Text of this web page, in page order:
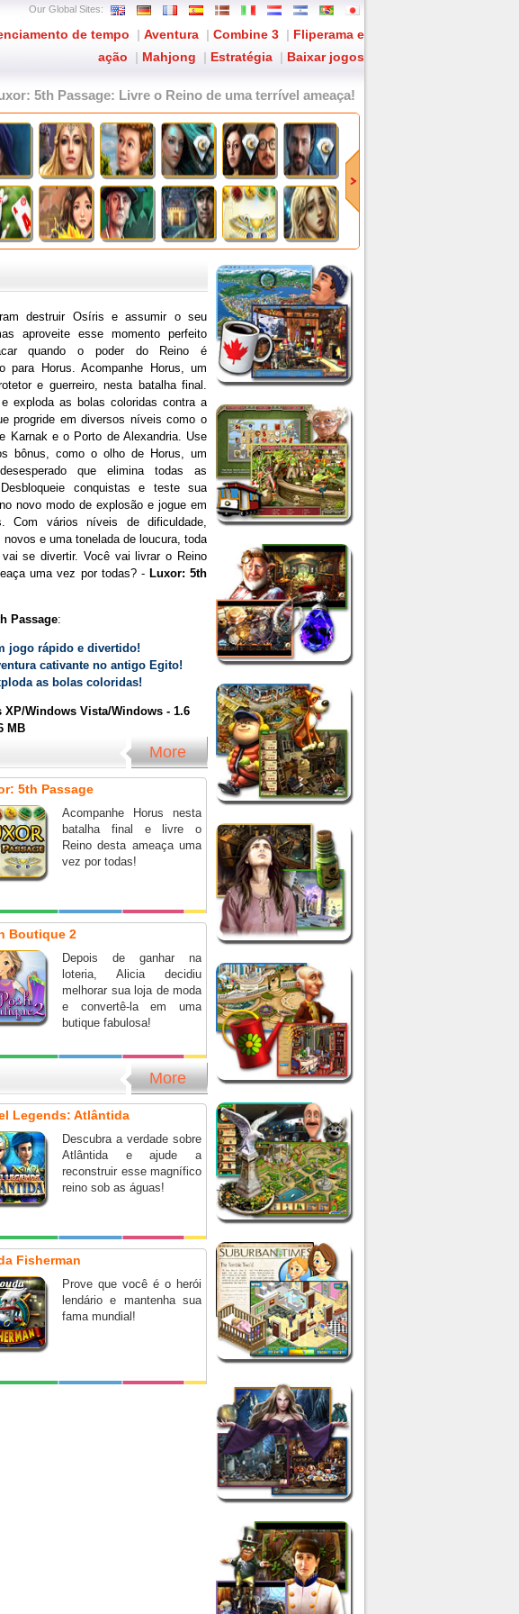
Our Global Sites:
de tempo | Aventura | Combine 3 | Fliperama e
ação | Mahjong | Estratégia | Baixar jogos
5th Passage: Livre o Reino de uma terrível ameaça!
destruir Osíris e assumir o seu
aproveite esse momento perfeito
quando o poder do Reino é
para Horus. Acompanhe Horus, um
e guerreiro, nesta batalha final.
e exploda as bolas coloridas contra a
progride em diversos níveis como o
Karnak e o Porto de Alexandria. Use
bônus, como o olho de Horus, um
que elimina todas as
conquistas e teste sua
novo modo de explosão e jogue em
Com vários níveis de dificuldade,
novos e uma tonelada de loucura, toda
se divertir. Você vai livrar o Reino
uma vez por todas? - Luxor: 5th
Passage:
jogo rápido e divertido!
cativante no antigo Egito!
as bolas coloridas!
XP/Windows Vista/Windows - 1.6
MB
More
5th Passage
Acompanhe Horus nesta
batalha final e livre o
Reino desta ameaça uma
vez por todas!
Boutique 2
Depois de ganhar na
loteria, Alicia decidiu
melhorar sua loja de moda
e convertê-la em uma
butique fabulosa!
More
Legends: Atlântida
Descubra a verdade sobre
Atlântida e ajude a
reconstruir esse magnífico
reino sob as águas!
Fisherman
Prove que você é o herói
lendário e mantenha sua
fama mundial!